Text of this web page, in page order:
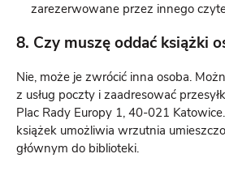
zarezerwowane przez innego
8. Czy muszę oddać książki
Nie, może je zwrócić inna osoba.
z usług poczty i zaadresować
Plac Rady Europy 1, 40-021
książek umożliwia wrzutnia
głównym do biblioteki.